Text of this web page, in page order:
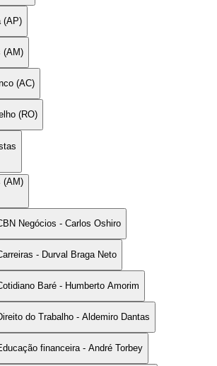
(AP)
(AM)
(AC)
(RO)
(AM)
Negócios - Carlos Oshiro
- Durval Braga Neto
Baré - Humberto Amorim
do Trabalho - Aldemiro Dantas
financeira - André Torbey